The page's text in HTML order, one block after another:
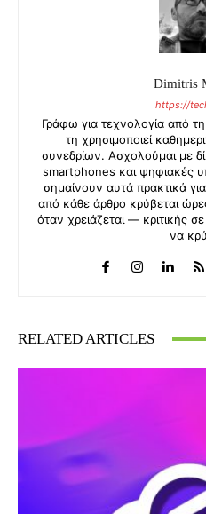
Dimitris
https://
Γράφω για τεχνολογία από
τη χρησιμοποιεί
συνεδρίων. Ασχολούμαι με
smartphones και ψηφιακές
σημαίνουν αυτά πρακτικά
από κάθε άρθρο κρύβεται
όταν χρειάζεται — κριτικής
να
RELATED ARTICLES